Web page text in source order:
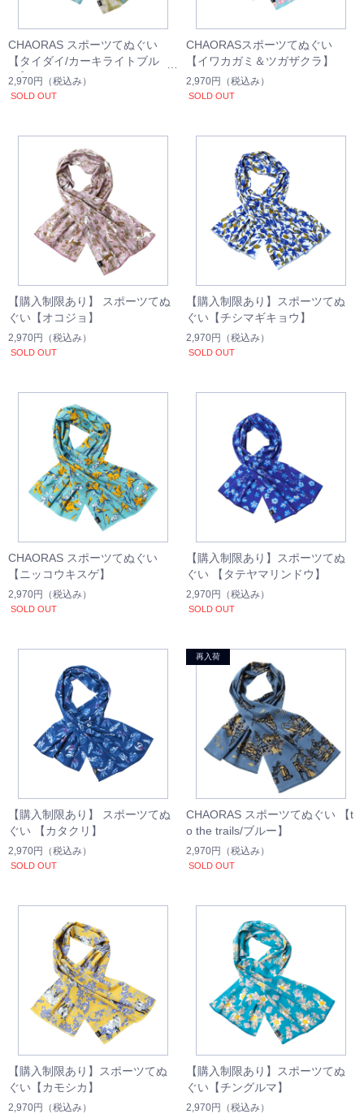
CHAORAS スポーツてぬぐい
【タイダイ/カーキライトブル
ー】
2,970円 （税込み）
SOLD OUT
CHAORASスポーツてぬぐい
【イワカガミ＆ツガザクラ】
2,970円 （税込み）
SOLD OUT
【購入制限あり】 スポーツてぬ
ぐい【オコジョ】
2,970円 （税込み）
SOLD OUT
【購入制限あり】スポーツてぬ
ぐい【チシマギキョウ】
2,970円 （税込み）
SOLD OUT
CHAORAS スポーツてぬぐい
【ニッコウキスゲ】
2,970円 （税込み）
SOLD OUT
【購入制限あり】スポーツてぬ
ぐい 【タテヤマリンドウ】
2,970円 （税込み）
SOLD OUT
【購入制限あり】 スポーツてぬ
ぐい 【カタクリ】
2,970円 （税込み）
SOLD OUT
CHAORAS スポーツてぬぐい 【t
o the trails/ブルー】
2,970円 （税込み）
SOLD OUT
【購入制限あり】スポーツてぬ
ぐい【カモシカ】
2,970円 （税込み）
【購入制限あり】スポーツてぬ
ぐい【チングルマ】
2,970円 （税込み）